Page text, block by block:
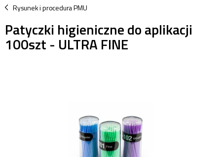
Rysunek i procedura PMU
/
Patyczki higieniczne do aplikacji
100szt - ULTRA FINE